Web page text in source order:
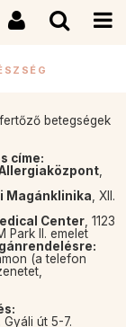
betegségek
címe:
,
Magánklinika , XII.
Center, 1123
Park II. emelet
(a telefon
út 5-7.